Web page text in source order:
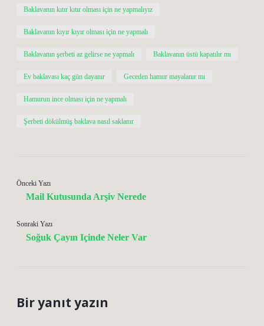
Baklavanın kıtır kıtır olması için ne yapmalıyız
Baklavanın kıyır kıyır olması için ne yapmalı
Baklavanın şerbeti az gelirse ne yapmalı Baklavanın üstü kapatılır mı
Ev baklavası kaç gün dayanır Geceden hamur mayalanır mı
Hamurun ince olması için ne yapmalı
Şerbeti dökülmüş baklava nasıl saklanır
Önceki Yazı
Mail Kutusunda Arşiv Nerede
Sonraki Yazı
Soğuk Çayın Içinde Neler Var
Bir yanıt yazın